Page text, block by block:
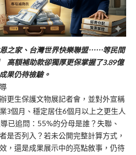
之家、台灣世界快樂聯盟⋯⋯等民間
高額補助款卻獨厚更保掌握了3.89億
果仍待檢驗。
更生保護文物展記者會，並對外宣稱
3個月、穩定居住6個月以上之更生人
已追問：55%的分母是誰？失聯、
是否列入？若未公開完整計算方式，
，還是成果展示中的亮點敘事，仍待